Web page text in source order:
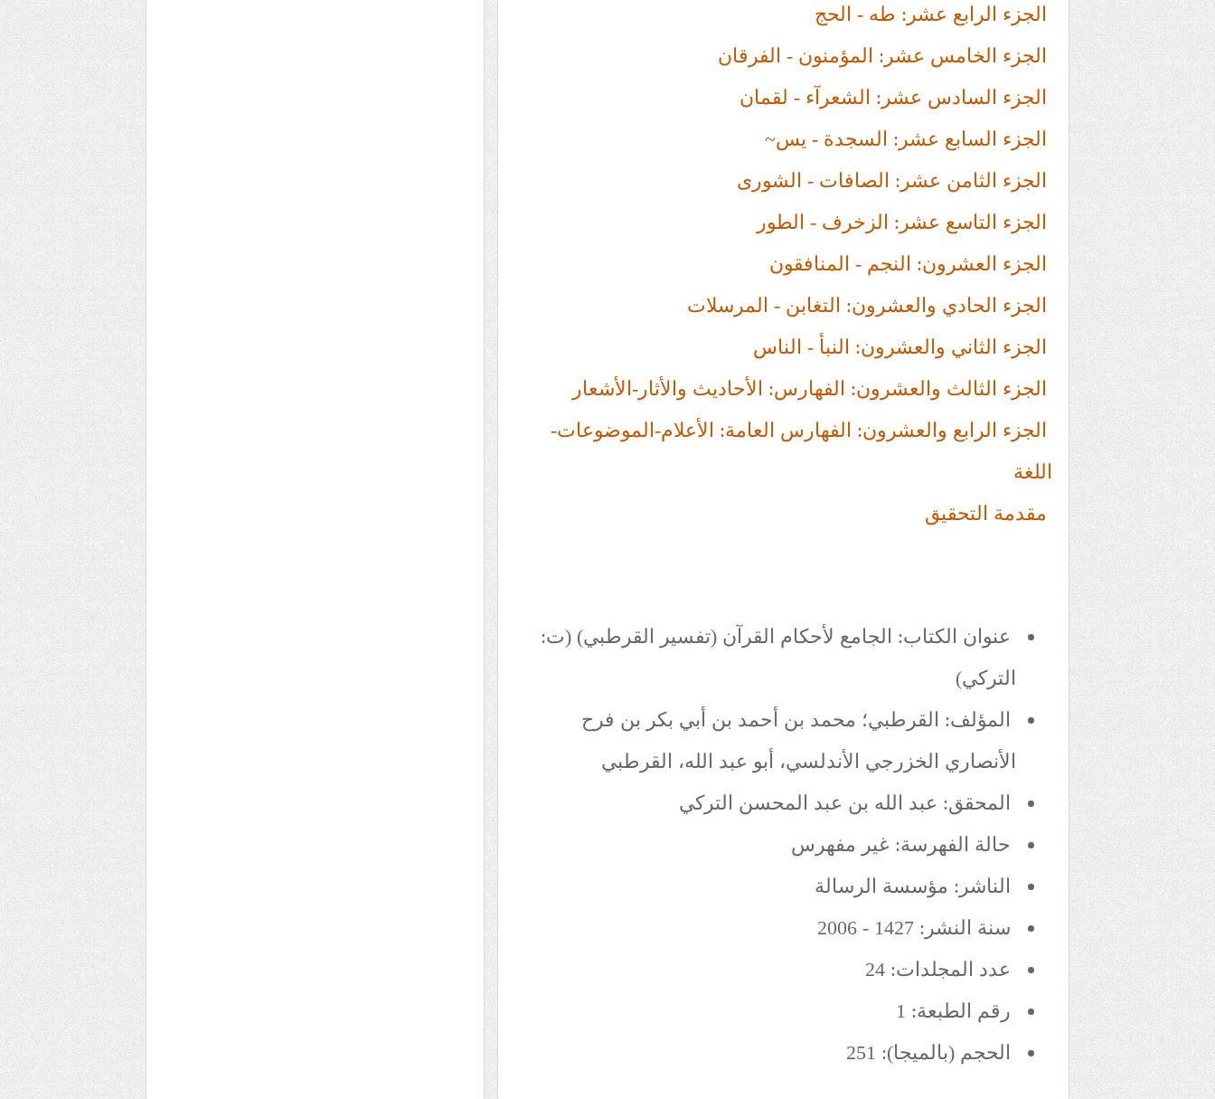
الجزء الرابع عشر: طه - الحج
الجزء الخامس عشر: المؤمنون - الفرقان
الجزء السادس عشر: الشعرآء - لقمان
الجزء السابع عشر: السجدة - يس~
الجزء الثامن عشر: الصافات - الشورى
الجزء التاسع عشر: الزخرف - الطور
الجزء العشرون: النجم - المنافقون
الجزء الحادي والعشرون: التغابن - المرسلات
الجزء الثاني والعشرون: النبأ - الناس
الجزء الثالث والعشرون: الفهارس: الأحاديث والأثار-الأشعار
الجزء الرابع والعشرون: الفهارس العامة: الأعلام-الموضوعات-
اللغة
مقدمة التحقيق
عنوان الكتاب: الجامع لأحكام القرآن (تفسير القرطبي) (ت:
التركي)
المؤلف: القرطبي؛ محمد بن أحمد بن أبي بكر بن فرح
الأنصاري الخزرجي الأندلسي، أبو عبد الله، القرطبي
المحقق: عبد الله بن عبد المحسن التركي
حالة الفهرسة: غير مفهرس
الناشر: مؤسسة الرسالة
سنة النشر: 1427 - 2006
عدد المجلدات: 24
رقم الطبعة: 1
الحجم (بالميجا): 251